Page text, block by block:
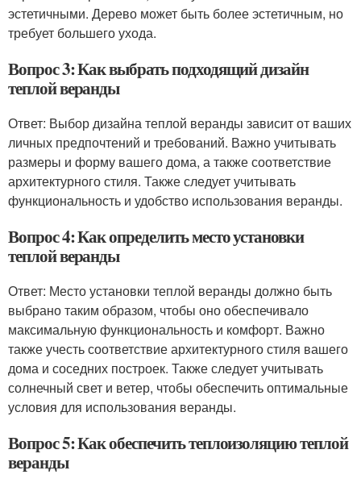
эстетичными. Дерево может быть более эстетичным, но
требует большего ухода.
Вопрос 3: Как выбрать подходящий дизайн
теплой веранды
Ответ: Выбор дизайна теплой веранды зависит от ваших
личных предпочтений и требований. Важно учитывать
размеры и форму вашего дома, а также соответствие
архитектурного стиля. Также следует учитывать
функциональность и удобство использования веранды.
Вопрос 4: Как определить место установки
теплой веранды
Ответ: Место установки теплой веранды должно быть
выбрано таким образом, чтобы оно обеспечивало
максимальную функциональность и комфорт. Важно
также учесть соответствие архитектурного стиля вашего
дома и соседних построек. Также следует учитывать
солнечный свет и ветер, чтобы обеспечить оптимальные
условия для использования веранды.
Вопрос 5: Как обеспечить теплоизоляцию теплой
веранды